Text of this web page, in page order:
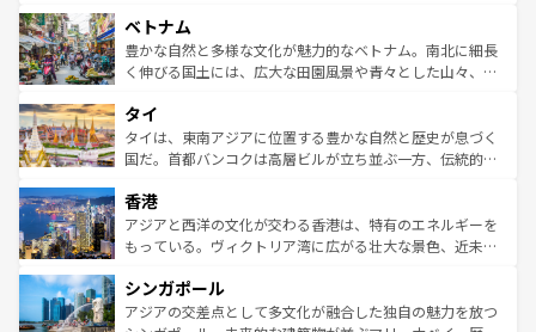
参照してほしい。
容にもいいと評判のスイーツなど、バラエティ豊かな料理
が味わえる。 なお、新着の台湾情報は コンテンツ一覧を参
照してほしい。
き、地方に足を延ばせば四季折々の自然美を楽しむことが
できる。そして、キムチや焼肉、絶品のストリートフード
まで、さまざまな韓国料理が待っている。夜には、韓国な
リティに包まれながら、韓国の多彩な魅力を心ゆくまで味
わってみてほしい。 なお、新着の韓国情報はコンテンツ一
覧を参照してほしい。
ベトナム
豊かな自然と多様な文化が魅力的なベトナム。南北に細長
く伸びる国土には、広大な田園風景や青々とした山々、世
急速な発展と共に伝統が息づく。ハノイの古い町並みやホ
ーチミン市のフランス統治時代の建物も、独特の雰囲気を
醸し出している。また、バラエティの豊かさとおいしさで
とつ。フォーやバインミー、ベトナムコーヒーなどは、ぜ
ひ現地で味わいたい。どの地域を訪れてもあたたかい人々
が旅行者を迎えてくれるので、きっと忘れられない旅にな
参照してほしい。
タイ
タイは、東南アジアに位置する豊かな自然と歴史が息づく
国だ。首都バンコクは高層ビルが立ち並ぶ一方、伝統的な
の活気が交差している。北部ではチェンマイなどの山岳地
帯で自然と触れ合い、南部ではプーケットやクラビの美し
いビーチでリゾート気分を楽しむことができる。タイ料理
激する。気候は一年中温暖で、どの季節にも異なる楽しみ
が待っている。親しみやすいタイの人々、仏教を中心とし
香港
アジアと西洋の文化が交わる香港は、特有のエネルギーを
もっている。ヴィクトリア湾に広がる壮大な景色、近未来
み、どこを訪れても感動するはず。観光スポットが密集し
ており、効率よく見どころを回れるのも魅力。息をのむよ
シンガポール
アジアの交差点として多文化が融合した独自の魅力を放つ